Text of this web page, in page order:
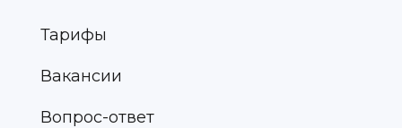
Тарифы
Вакансии
Вопрос-ответ